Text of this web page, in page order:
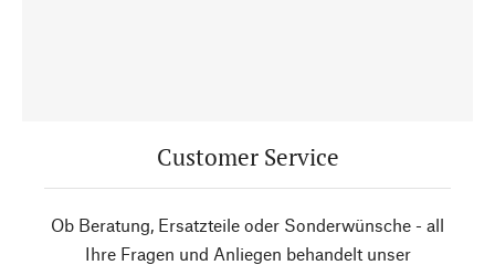
Customer Service
Ob Beratung, Ersatzteile oder Sonderwünsche - all
Ihre Fragen und Anliegen behandelt unser